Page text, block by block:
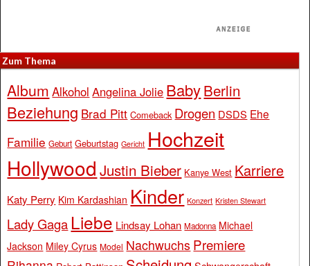
Zum Thema
Album Alkohol Angelina Jolie BabyBerlin
Beziehung Brad Pitt Comeback Drogen DSDS Ehe
Familie Geburt Geburtstag Gericht Hochzeit
Hollywood Justin Bieber Kanye West Karriere
Katy Perry Kim Kardashian Kinder Konzert Kristen Stewart
Lady Gaga Liebe Lindsay Lohan Madonna Michael
Jackson Miley Cyrus Model Nachwuchs Premiere